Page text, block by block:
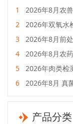
1
2026年8月农
2
2026年双氧水
3
2026年8月前
4
2026年8月农
5
2026年肉类检
6
2026年8月 真
产品分类